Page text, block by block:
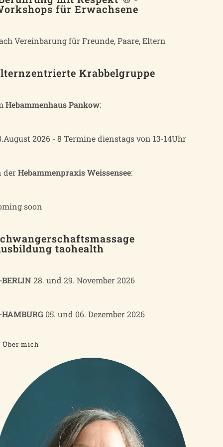
für Erwachsene
Vereinbarung für Freunde, Paare, Eltern
Krabbelgruppe
Hebammenhaus Pankow:
2026 - 8 Termine dienstags von 13-14Uhr
derHebammenpraxis Weissensee:
soon
taohealth
BERLIN 28. und 29. November 2026
HAMBURG 05. und 06. Dezember 2026
Über mich